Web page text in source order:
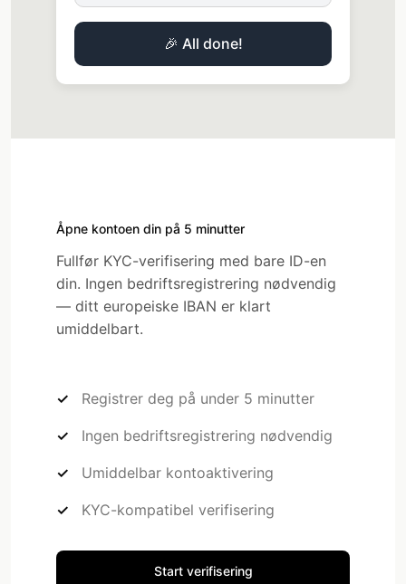
🎉 All done!
Åpne kontoen din på 5 minutter
Fullfør KYC-verifisering med bare ID-en
din. Ingen bedriftsregistrering nødvendig
— ditt europeiske IBAN er klart
umiddelbart.
Registrer deg på under 5 minutter
Ingen bedriftsregistrering nødvendig
Umiddelbar kontoaktivering
KYC-kompatibel verifisering
Start verifisering